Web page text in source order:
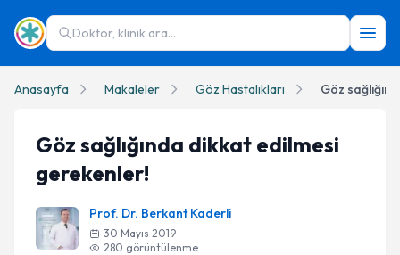
Doktor, klinik ara...
Anasayfa Makaleler Göz Hastalıkları Göz
Göz sağlığında dikkat edilmesi
gerekenler!
Prof. Dr. Berkant Kaderli
30 Mayıs 2019
280 görüntülenme